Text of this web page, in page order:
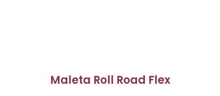
Maleta Roll Road Flex